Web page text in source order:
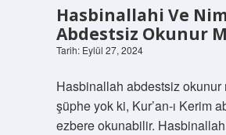
Hasbinallahi Ve
Abdestsiz Okunur
Tarih: Eylül 27, 2024
Hasbinallah abdestsiz okunur
şüphe yok ki, Kur’an-ı Kerim
ezbere okunabilir.